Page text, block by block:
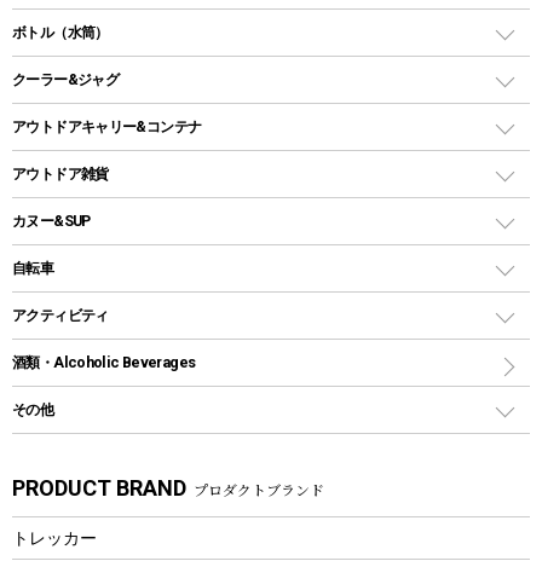
スクエアタープ（レクタタープ）
メッシュタープ
自立式タープ
パラソル
テントアクセサリー
ペグ
グランドシート
ガイドロープ
ツール
LEDライト
ヘッドライト
キャンドル
ガス缶
ガストーチ、ライター
焚き火台タイプ（ロースタイル）グリル
卓上タイプグリル
パーティータイプグリル
鉄板、アミ
焚き火台&ストーブ
火起こし
バーベキューツール
ダッチオーブン
ホットサンドメーカー
クッカーセット
シェラカップ
クッキングツール
ナイフ
カトラリー
マグカップ、カップ
ステンレスボトル
ボトル（水筒）
ステンレスボトル
コップ付きタイプ
ワンタッチタイプ
プラスチックボトル
ディズニーボトル
クーラー&ジャグ
クーラーボックス
クーラーバッグ
ウォータージャグ
保冷剤
アウトドアキャリー&コンテナ
アウトドアキャリー
アウトドア雑貨
バックパック&バッグ
リュック、バックパック
トートバッグ、サコッシュ
ショッピングキャリー
その他アウトドア雑貨
スプレー関係
カヌー&SUP
インフレータブル
カヤック
パドル
ヘルメット
エアーポンプ
自転車
折りたたみ自転車
スポーツサイクル
シティサイクル
自転車ウェア
アクティビティ
マリン
ラッシュガード
パラソル
酒類・Alcoholic Beverages
その他
湯たんぽ
防災用品
PRODUCT BRAND プロダクトブランド
トレッカー